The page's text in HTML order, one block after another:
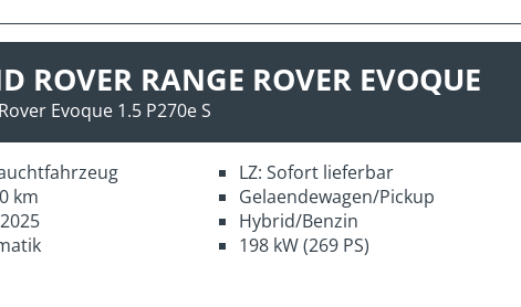
ROVER RANGE ROVER EVOQUE
Evoque 1.5 P270e S
km
LZ: Sofort lieferbar
Gelaendewagen/Pickup
Hybrid/Benzin
198 kW (269 PS)